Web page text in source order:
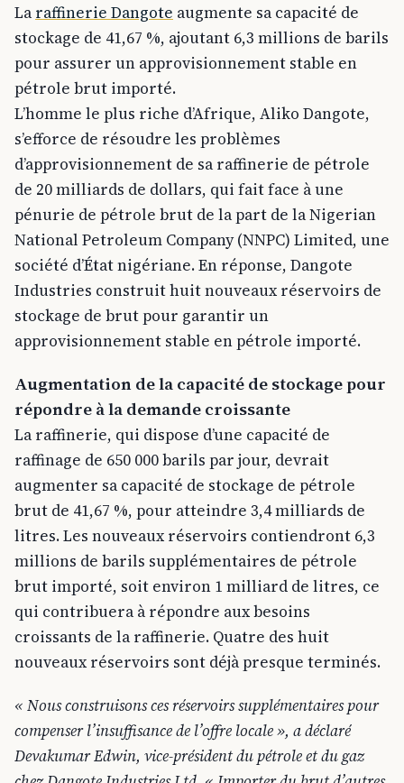
La raffinerie Dangote augmente sa capacité de
stockage de 41,67 %, ajoutant 6,3 millions de barils
pour assurer un approvisionnement stable en
pétrole brut importé.
L’homme le plus riche d’Afrique, Aliko Dangote,
s’efforce de résoudre les problèmes
d’approvisionnement de sa raffinerie de pétrole
de 20 milliards de dollars, qui fait face à une
pénurie de pétrole brut de la part de la Nigerian
National Petroleum Company (NNPC) Limited, une
société d’État nigériane. En réponse, Dangote
Industries construit huit nouveaux réservoirs de
stockage de brut pour garantir un
approvisionnement stable en pétrole importé.
Augmentation de la capacité de stockage pour
répondre à la demande croissante
La raffinerie, qui dispose d’une capacité de
raffinage de 650 000 barils par jour, devrait
augmenter sa capacité de stockage de pétrole
brut de 41,67 %, pour atteindre 3,4 milliards de
litres. Les nouveaux réservoirs contiendront 6,3
millions de barils supplémentaires de pétrole
brut importé, soit environ 1 milliard de litres, ce
qui contribuera à répondre aux besoins
croissants de la raffinerie. Quatre des huit
nouveaux réservoirs sont déjà presque terminés.
« Nous construisons ces réservoirs supplémentaires pour
compenser l’insuffisance de l’offre locale », a déclaré
Devakumar Edwin, vice-président du pétrole et du gaz